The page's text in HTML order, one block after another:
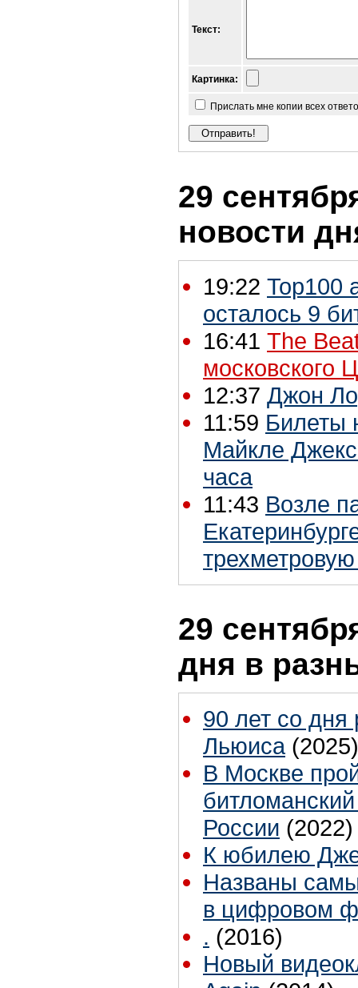
Текст:
Картинка:
Прислать мне копии всех
29
новости
19:22 Top100
осталось 9
16:41 The
московского
12:37 Джон
11:59 Билеты
Майкле
часа
11:43 Возле
29
дня в
90 лет со
Льюиса (2025)
В Москве
России (2022)
К юбилею
Названы
в цифровом
. (2016)
Новый